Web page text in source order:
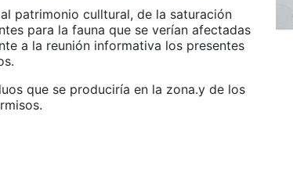
patrimonio culltural, de la saturación
para la fauna que se verían afectadas
a la reunión informativa los presentes
que se produciría en la zona.y de los